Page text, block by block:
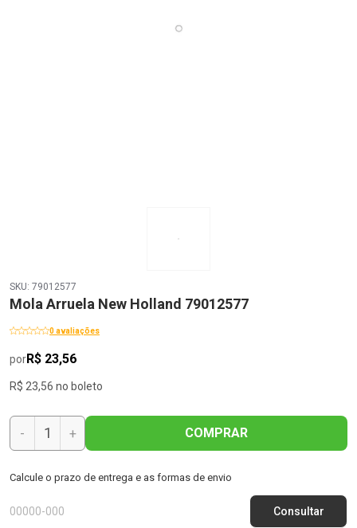
SKU: 79012577
Mola Arruela New Holland 79012577
0 avaliações
porR$ 23,56
R$ 23,56 no boleto
- + COMPRAR
Calcule o prazo de entrega e as formas de envio